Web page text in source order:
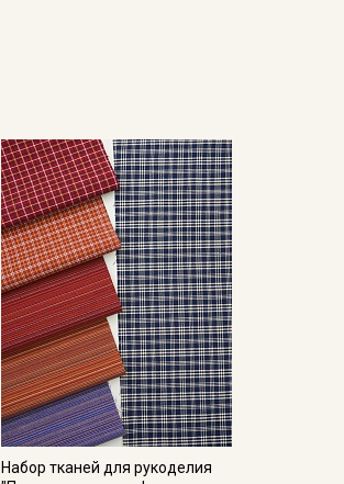
Набор тканей для рукоделия